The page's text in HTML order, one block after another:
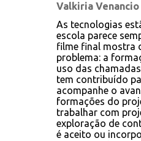
Valkiria Venancio
As tecnologias
escola parece
filme final mostra
problema: a
uso das
tem contribuído
acompanhe o
formações do
trabalhar com
exploração de
é aceito ou